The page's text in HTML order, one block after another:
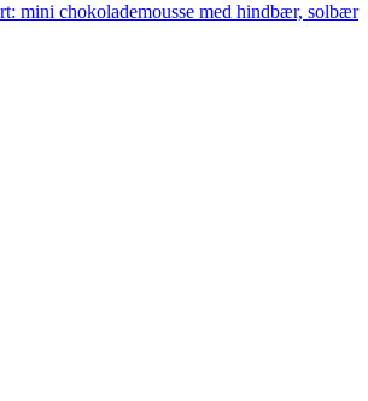
mini chokolademousse med hindbær, solbær